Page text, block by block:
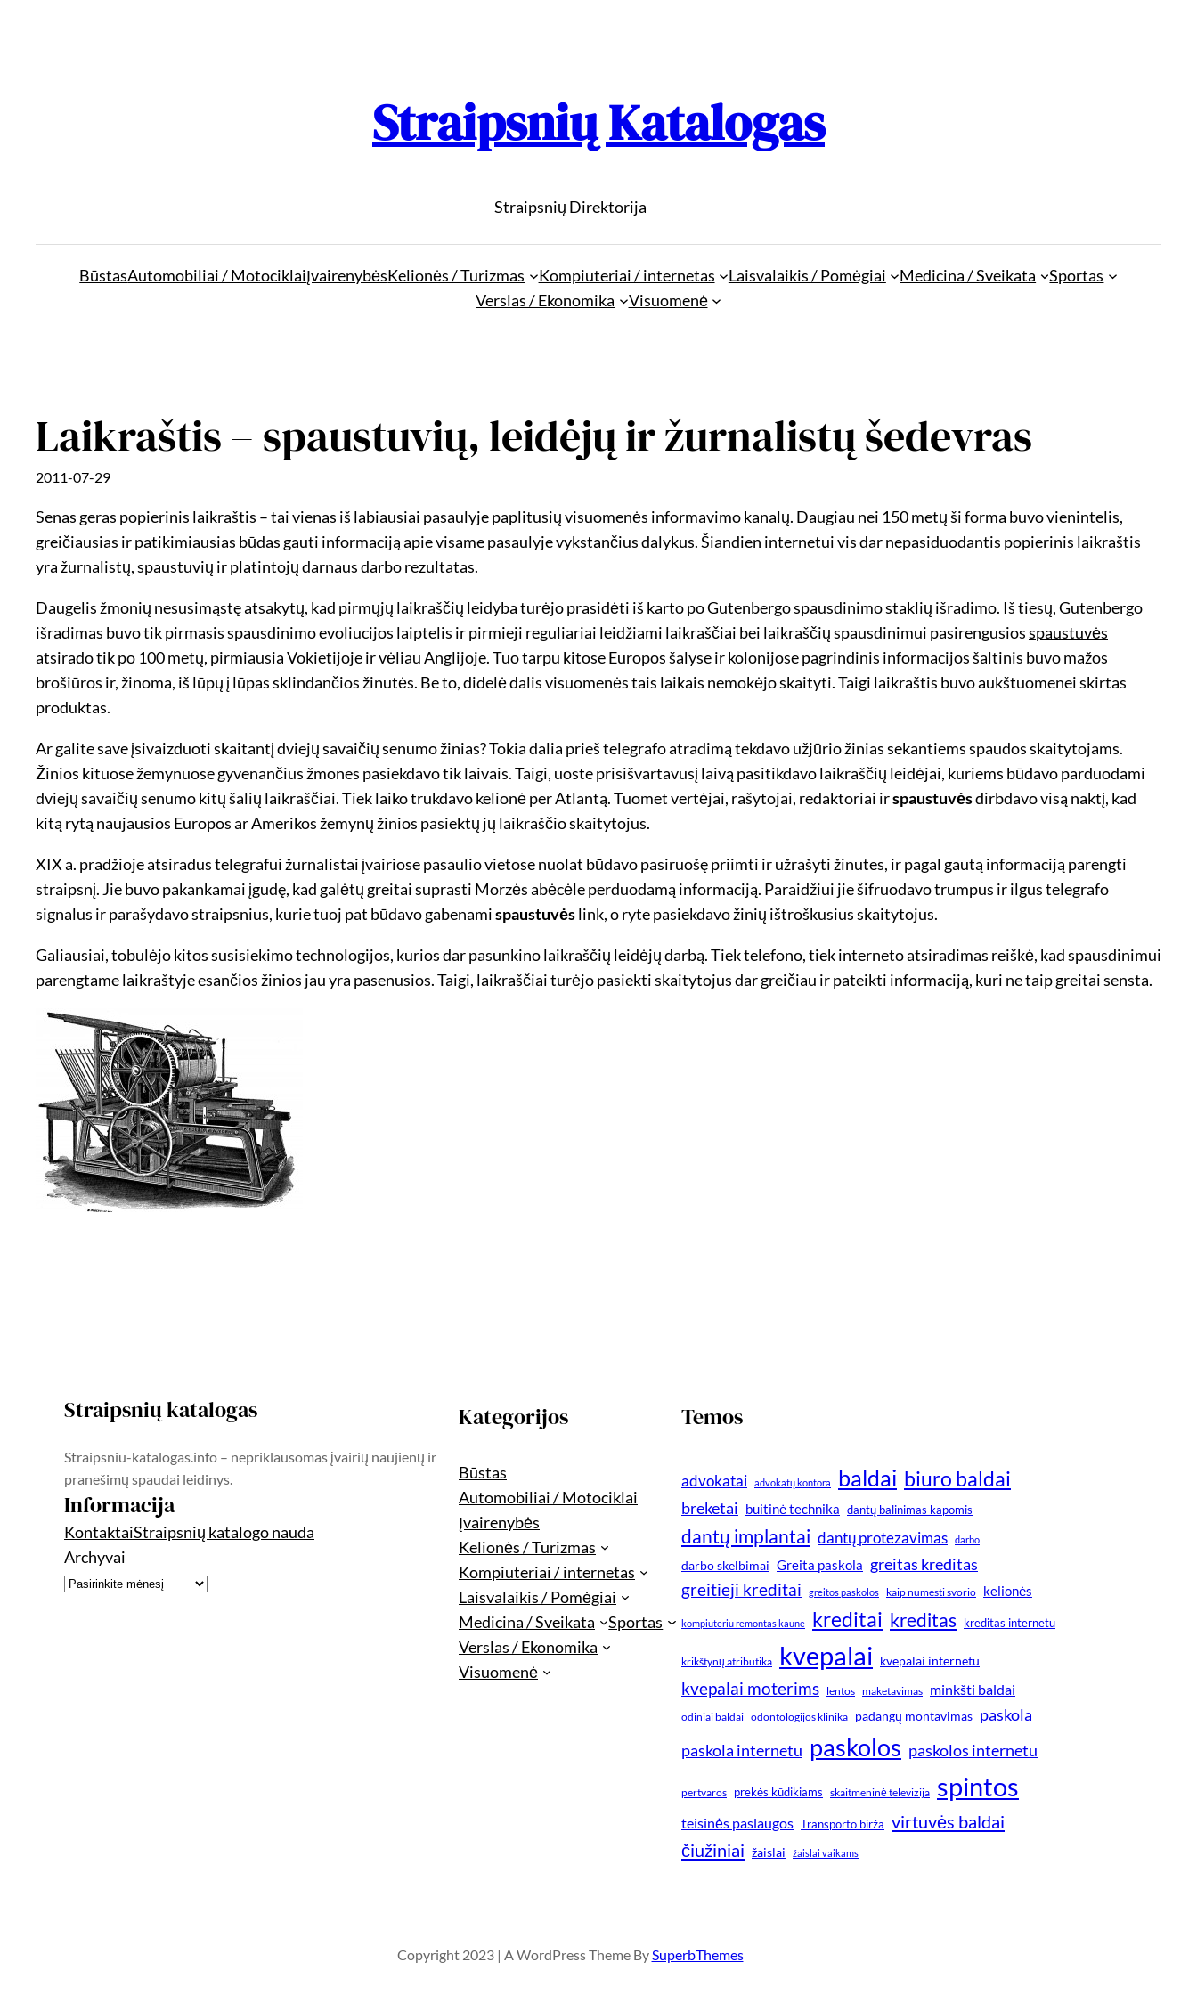
Straipsnių Katalogas
Straipsnių Direktorija
BūstasAutomobiliai / MotociklaiĮvairenybėsKelionės / Turizmas Kompiuteriai / internetas Laisvalaikis / Pomėgiai Medicina / Sveikata
Sportas
Verslas / Ekonomika
Visuomenė
Laikraštis – spaustuvių, leidėjų ir žurnalistų šedevras
2011-07-29
Senas geras popierinis laikraštis – tai vienas iš labiausiai pasaulyje paplitusių visuomenės informavimo kanalų. Daugiau nei 150 metų ši forma buvo vienintelis,
greičiausias ir patikimiausias būdas gauti informaciją apie visame pasaulyje vykstančius dalykus. Šiandien internetui vis dar nepasiduodantis popierinis laikraštis
yra žurnalistų, spaustuvių ir platintojų darnaus darbo rezultatas.
Daugelis žmonių nesusimąstę atsakytų, kad pirmųjų laikraščių leidyba turėjo prasidėti iš karto po Gutenbergo spausdinimo staklių išradimo. Iš tiesų, Gutenbergo
išradimas buvo tik pirmasis spausdinimo evoliucijos laiptelis ir pirmieji reguliariai leidžiami laikraščiai bei laikraščių spausdinimui pasirengusiosspaustuvės
atsirado tik po 100 metų, pirmiausia Vokietijoje ir vėliau Anglijoje. Tuo tarpu kitose Europos šalyse ir kolonijose pagrindinis informacijos šaltinis buvo mažos
brošiūros ir, žinoma, iš lūpų į lūpas sklindančios žinutės. Be to, didelė dalis visuomenės tais laikais nemokėjo skaityti. Taigi laikraštis buvo aukštuomenei skirtas
produktas.
Ar galite save įsivaizduoti skaitantį dviejų savaičių senumo žinias? Tokia dalia prieš telegrafo atradimą tekdavo užjūrio žinias sekantiems spaudos skaitytojams.
Žinios kituose žemynuose gyvenančius žmones pasiekdavo tik laivais. Taigi, uoste prisišvartavusį laivą pasitikdavo laikraščių leidėjai, kuriems būdavo parduodami
dviejų savaičių senumo kitų šalių laikraščiai. Tiek laiko trukdavo kelionė per Atlantą. Tuomet vertėjai, rašytojai, redaktoriai irspaustuvėsdirbdavo visą naktį, kad
kitą rytą naujausios Europos ar Amerikos žemynų žinios pasiektų jų laikraščio skaitytojus.
XIX a. pradžioje atsiradus telegrafui žurnalistai įvairiose pasaulio vietose nuolat būdavo pasiruošę priimti ir užrašyti žinutes, ir pagal gautą informaciją parengti
straipsnį. Jie buvo pakankamai įgudę, kad galėtų greitai suprasti Morzės abėcėle perduodamą informaciją. Paraidžiui jie šifruodavo trumpus ir ilgus telegrafo
signalus ir parašydavo straipsnius, kurie tuoj pat būdavo gabenamispaustuvėslink, o ryte pasiekdavo žinių ištroškusius skaitytojus.
Galiausiai, tobulėjo kitos susisiekimo technologijos, kurios dar pasunkino laikraščių leidėjų darbą. Tiek telefono, tiek interneto atsiradimas reiškė, kad spausdinimui
parengtame laikraštyje esančios žinios jau yra pasenusios. Taigi, laikraščiai turėjo pasiekti skaitytojus dar greičiau ir pateikti informaciją, kuri ne taip greitai sensta.
Straipsnių katalogas
Straipsniu-katalogas.info – nepriklausomas įvairių naujienų ir
pranešimų spaudai leidinys.
Informacija
KontaktaiStraipsnių katalogo nauda
Archyvai
Kategorijos
Būstas
Automobiliai / Motociklai
Įvairenybės
Kelionės / Turizmas
Kompiuteriai / internetas
Laisvalaikis / Pomėgiai
Medicina / Sveikata
Sportas
Verslas / Ekonomika
Visuomenė
Temos
advokatai advokatų kontora baldai biuro baldai
breketai buitinė technika dantų balinimas kapomis
dantų implantai dantų protezavimas darbo
darbo skelbimai Greita paskola greitas kreditas
greitieji kreditai greitos paskolos kaip numesti svorio kelionės
kompiuteriu remontas kaune kreditai kreditas kreditas internetu
krikštynų atributika kvepalai kvepalai internetu
kvepalai moterims lentos maketavimas minkšti baldai
odiniai baldai odontologijos klinika padangų montavimas paskola
paskola internetu paskolos paskolos internetu
pertvaros prekės kūdikiams skaitmeninė televizija spintos
teisinės paslaugos Transporto birža virtuvės baldai
čiužiniai žaislai žaislai vaikams
Copyright 2023 | A WordPress Theme By SuperbThemes